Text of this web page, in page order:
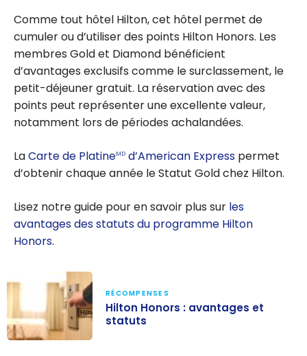
Comme tout hôtel Hilton, cet hôtel permet de
cumuler ou d’utiliser des points Hilton Honors. Les
membres Gold et Diamond bénéficient
d’avantages exclusifs comme le surclassement, le
petit-déjeuner gratuit. La réservation avec des
points peut représenter une excellente valeur,
notamment lors de périodes achalandées.
LaCarte de PlatineMD d’American Express permet
d’obtenir chaque année le Statut Gold chez Hilton.
Lisez notre guide pour en savoir plus sur les
avantages des statuts du programme Hilton
Honors.
RÉCOMPENSES
Hilton Honors : avantages et
statuts